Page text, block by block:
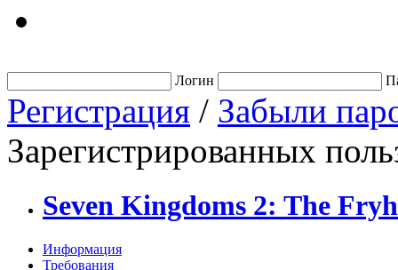
Логин
Регистрация / Забыли
Зарегистрированных
Seven Kingdoms 2: The
Информация
Требования